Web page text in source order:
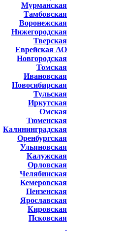
Мурманская
Тамбовская
Воронежская
Нижегородская
Тверская
Еврейская АО
Новгородская
Томская
Ивановская
Новосибирская
Тульская
Иркутская
Омская
Тюменская
Калининградская
Оренбургская
Ульяновская
Калужская
Орловская
Челябинская
Кемеровская
Пензенская
Ярославская
Кировская
Псковская